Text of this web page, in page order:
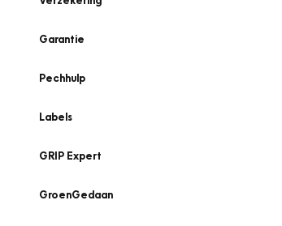
Garantie
Pechhulp
Labels
GRIP Expert
GroenGedaan